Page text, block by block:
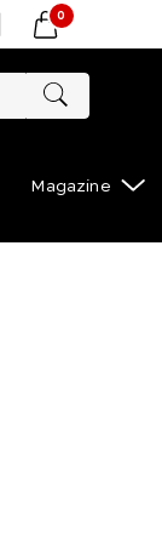
0
Magazine